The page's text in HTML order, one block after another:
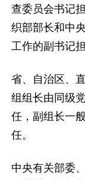
查委员会书记
织部部长和中
工作的副书记担
省、自治区、
组组长由同级
任，副组长一
任。
中央有关部委